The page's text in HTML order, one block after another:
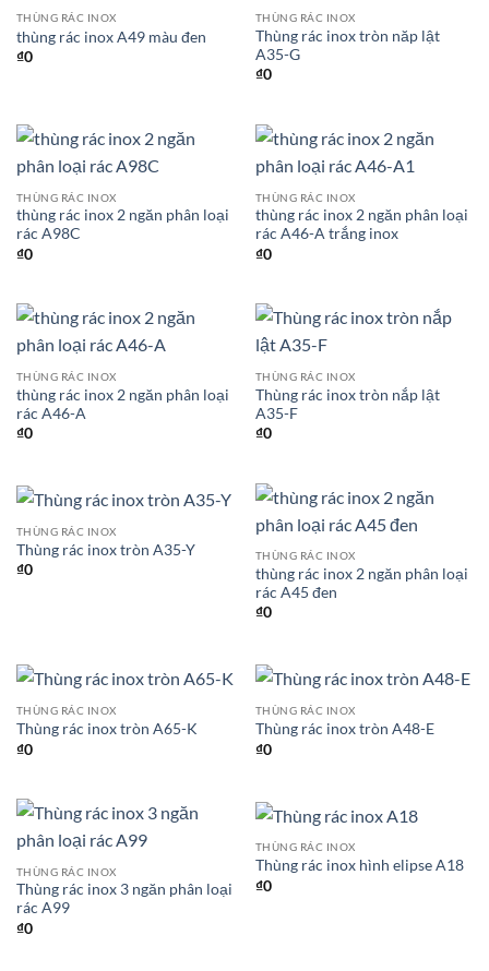
THÙNG RÁC INOX
thùng rác inox A49 màu đen
₫0
THÙNG RÁC INOX
Thùng rác inox tròn năp lật
A35-G
₫0
THÙNG RÁC INOX
thùng rác inox 2 ngăn phân loại
rác A98C
₫0
THÙNG RÁC INOX
thùng rác inox 2 ngăn phân loại
rác A46-A trắng inox
₫0
THÙNG RÁC INOX
thùng rác inox 2 ngăn phân loại
rác A46-A
₫0
THÙNG RÁC INOX
Thùng rác inox tròn nắp lật
A35-F
₫0
THÙNG RÁC INOX
Thùng rác inox tròn A35-Y
₫0
THÙNG RÁC INOX
thùng rác inox 2 ngăn phân loại
rác A45 đen
₫0
THÙNG RÁC INOX
Thùng rác inox tròn A65-K
₫0
THÙNG RÁC INOX
Thùng rác inox tròn A48-E
₫0
THÙNG RÁC INOX
Thùng rác inox 3 ngăn phân loại
rác A99
₫0
THÙNG RÁC INOX
Thùng rác inox hình elipse A18
₫0